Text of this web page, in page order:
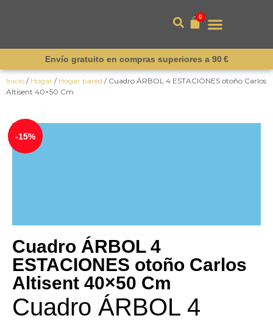
0
Envío gratuito en compras superiores a 90 €
Inicio / Hogar / Hogar pared / Cuadro ÁRBOL 4 ESTACIONES otoño Carlos
Altisent 40×50 Cm
-15%
Cuadro ÁRBOL 4
ESTACIONES otoño Carlos
Altisent 40×50 Cm
Cuadro ÁRBOL 4